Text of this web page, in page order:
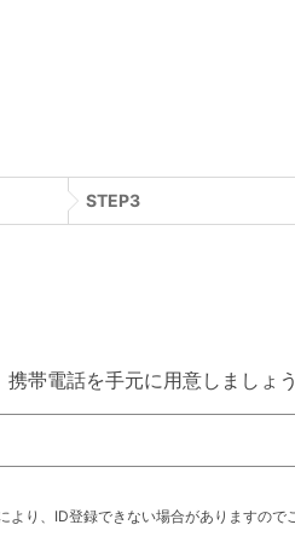
STEP3
帯電話を手元に用意しましょう
より、ID登録できない場合がありますので